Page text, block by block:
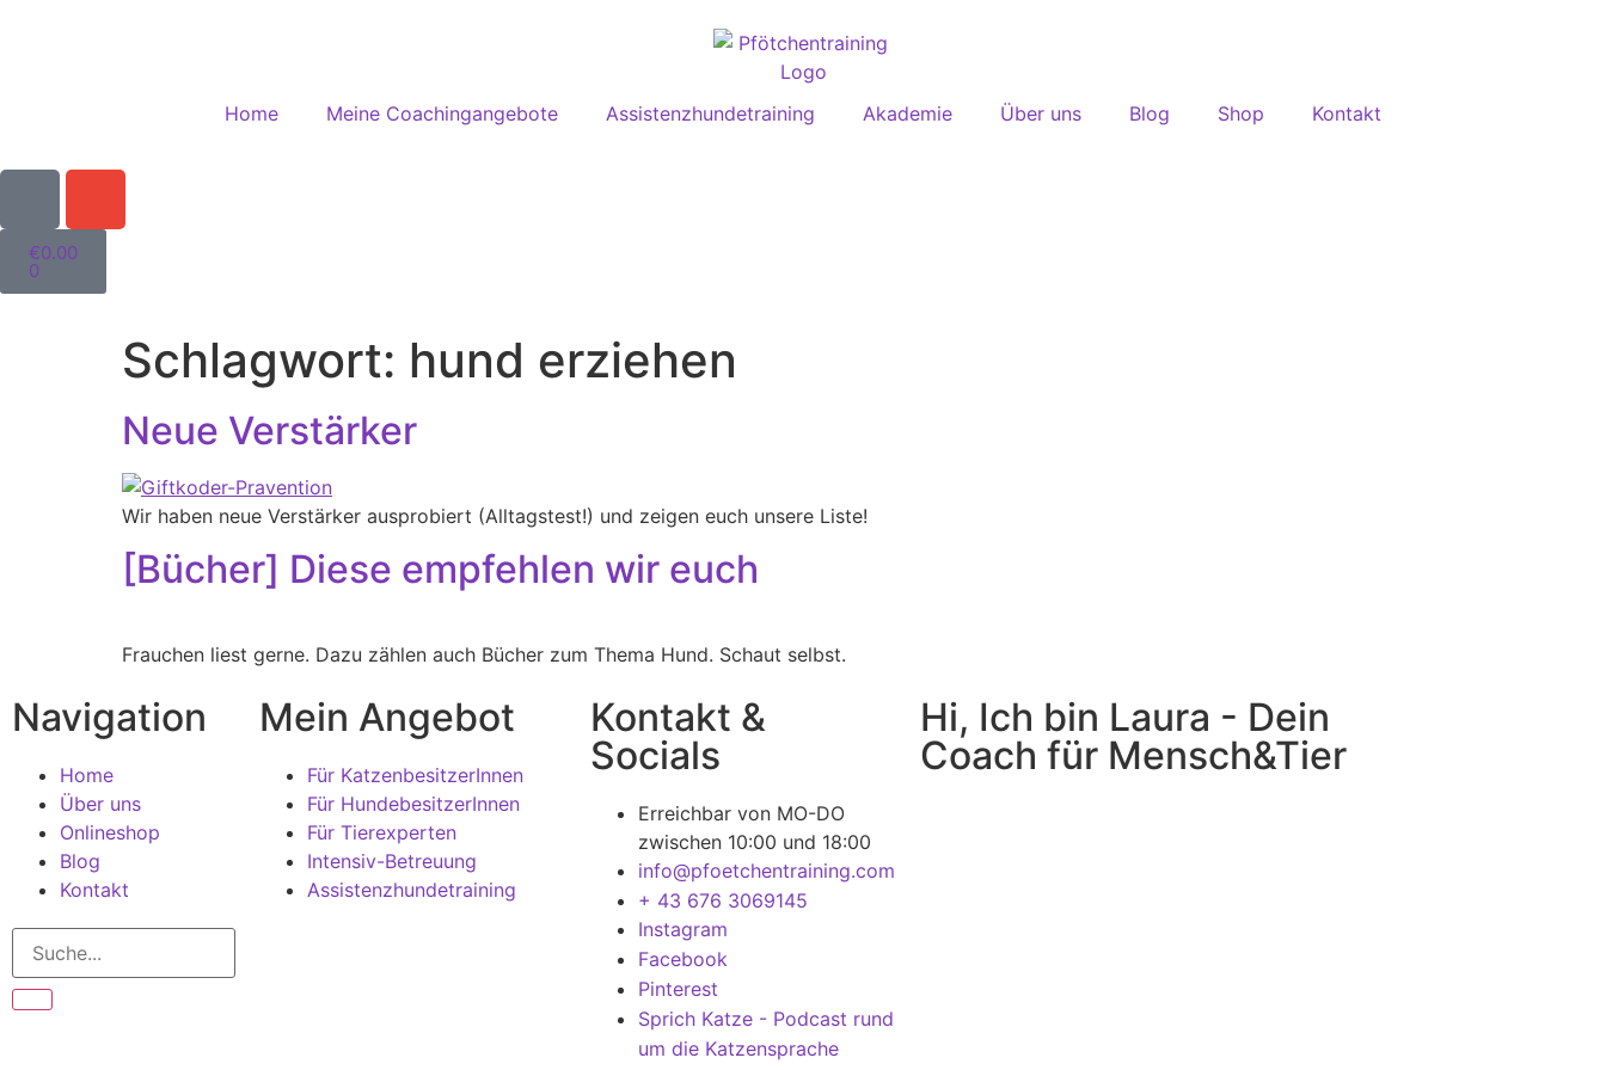
Home Meine Coachingangebote Assistenzhundetraining Akademie Über uns Blog Shop Kontakt
€0.00
0
Schlagwort: hund erziehen
Neue Verstärker
Wir haben neue Verstärker ausprobiert (Alltagstest!) und zeigen euch unsere Liste!
[Bücher] Diese empfehlen wir euch
Frauchen liest gerne. Dazu zählen auch Bücher zum Thema Hund. Schaut selbst.
Navigation
Home
Über uns
Onlineshop
Blog
Kontakt
Mein Angebot
Für KatzenbesitzerInnen
Für HundebesitzerInnen
Für Tierexperten
Intensiv-Betreuung
Assistenzhundetraining
Kontakt &
Socials
Erreichbar von MO-DO
zwischen 10:00 und 18:00
info@pfoetchentraining.com
+ 43 676 3069145
Instagram
Facebook
Pinterest
Sprich Katze - Podcast rund
um die Katzensprache
Hi, Ich bin Laura - Dein
Coach für Mensch&Tier